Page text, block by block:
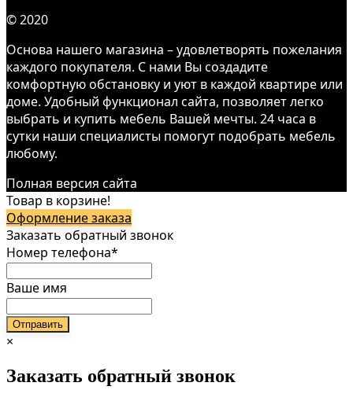
© 2020
Основа нашего магазина – удовлетворять пожелания
каждого покупателя. С нами Вы создадите
комфортную обстановку и уют в каждой квартире или
доме. Удобный функционал сайта, позволяет легко
выбрать и купить мебель Вашей мечты. 24 часа в
сутки наши специалисты помогут подобрать мебель
любому.
Полная версия сайта
Товар в корзине!
Оформление заказа
Заказать обратный звонок
Номер телефона*
Ваше имя
×
Заказать обратный звонок